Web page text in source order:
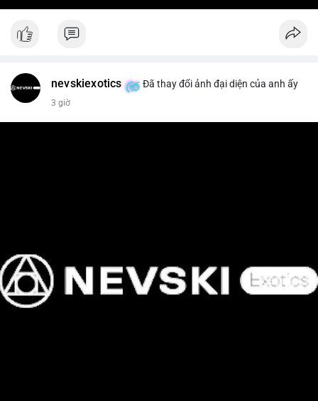
nevskiexotics Đã thay đổi ảnh đại diện của anh ấy
3 giờ